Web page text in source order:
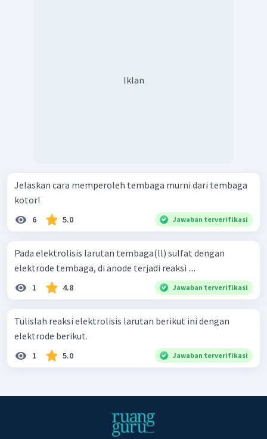
Iklan
Jelaskan cara memperoleh tembaga murni dari tembaga
kotor!
6 5.0 Jawaban terverifikasi
Pada elektrolisis larutan tembaga(ll) sulfat dengan
elektrode tembaga, di anode terjadi reaksi ....
1 4.8 Jawaban terverifikasi
Tulislah reaksi elektrolisis larutan berikut ini dengan
elektrode berikut.
1 5.0 Jawaban terverifikasi